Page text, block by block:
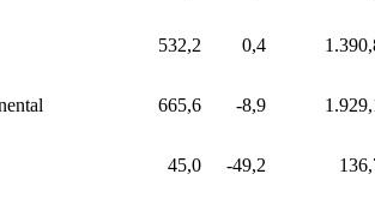
532,2 0,4
665,6 -8,9
45,0 -49,2